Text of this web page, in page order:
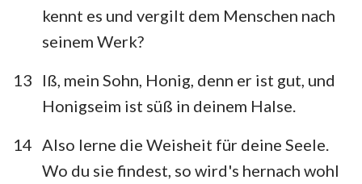
kennt es und vergilt dem Menschen nach
seinem Werk?
13
Iß, mein Sohn, Honig, denn er ist gut, und
Honigseim ist süß in deinem Halse.
14 Also lerne die Weisheit für deine Seele.
Wo du sie findest, so wird's hernach wohl